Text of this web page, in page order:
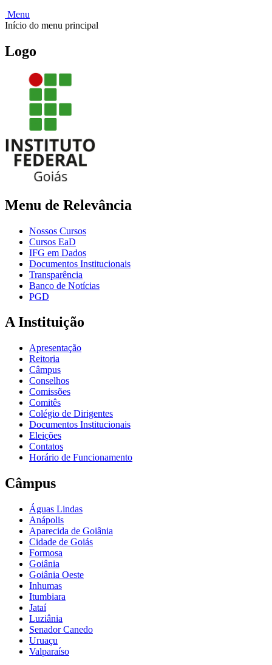
Menu
Início do menu principal
Logo
Menu de Relevância
Nossos Cursos
Cursos EaD
IFG em Dados
Documentos Institucionais
Transparência
Banco de Notícias
PGD
A Instituição
Apresentação
Reitoria
Câmpus
Conselhos
Comissões
Comitês
Colégio de Dirigentes
Documentos Institucionais
Eleições
Contatos
Horário de Funcionamento
Câmpus
Águas Lindas
Anápolis
Aparecida de Goiânia
Cidade de Goiás
Formosa
Goiânia
Goiânia Oeste
Inhumas
Itumbiara
Jataí
Luziânia
Senador Canedo
Uruaçu
Valparaíso